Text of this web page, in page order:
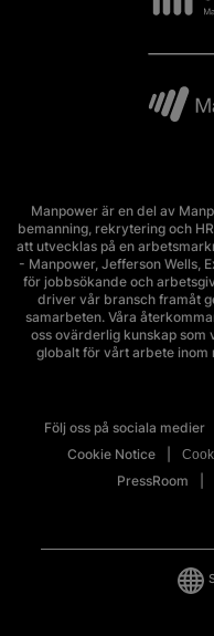
Manpower är en del av
bemanning, rekrytering och
att utvecklas på en
- Manpower, Jefferson Wells,
för jobbsökande och
driver vår bransch framåt
samarbeten. Våra
oss ovärderlig kunskap som
globalt för vårt arbete inom
Följ oss på sociala medier
Cookie Notice
PressRoom